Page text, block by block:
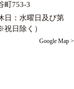
町753-3
日：水曜日及び第
日除く）
Google Map >